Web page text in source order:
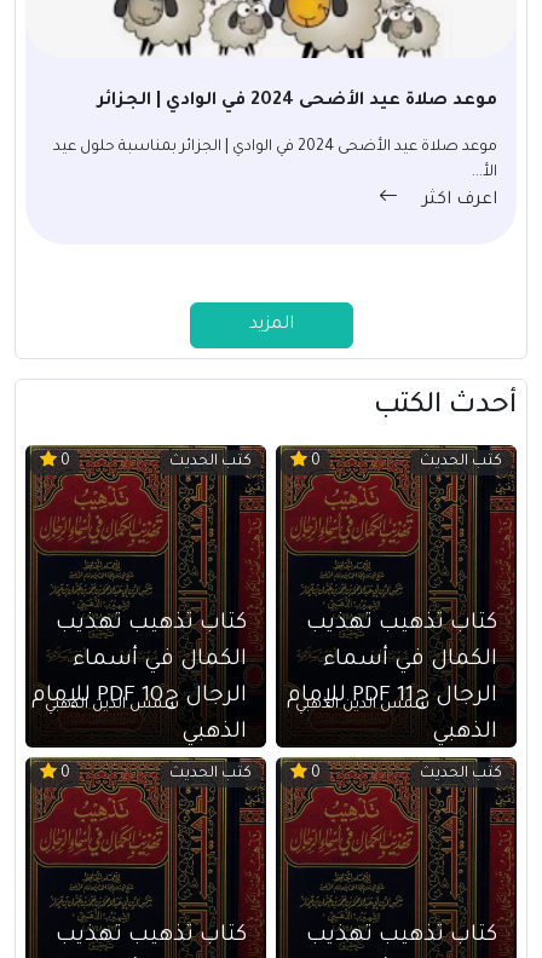
موعد صلاة عيد الأضحى 2024 في الوادي | الجزائر
موعد صلاة عيد الأضحى 2024 في الوادي | الجزائر بمناسبة حلول عيد
الأ...
اعرف اكثر
المزيد
أحدث الكتب
كتب الحديث 0
كتاب تذهيب تهذيب
الكمال في أسماء
الرجال ج11 PDF للإمام
الذهبي
شمس الدين الذهبي
كتب الحديث 0
كتاب تذهيب تهذيب
الكمال في أسماء
الرجال ج10 PDF للإمام
الذهبي
شمس الدين الذهبي
كتب الحديث 0
كتاب تذهيب تهذيب
كتب الحديث 0
كتاب تذهيب تهذيب